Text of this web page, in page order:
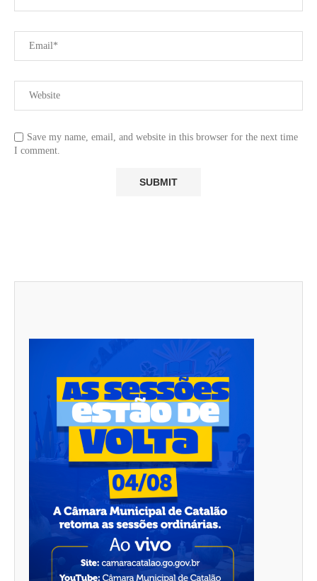
Save my name, email, and website in this browser for the next time
I comment.